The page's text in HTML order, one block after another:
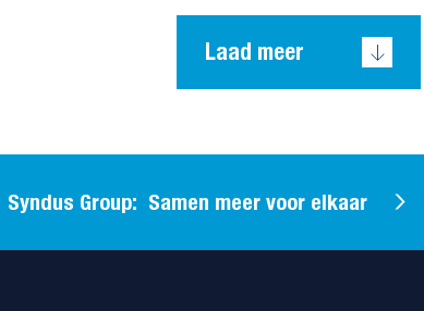
Laad meer
Syndus Group: Samen meer voor elkaar